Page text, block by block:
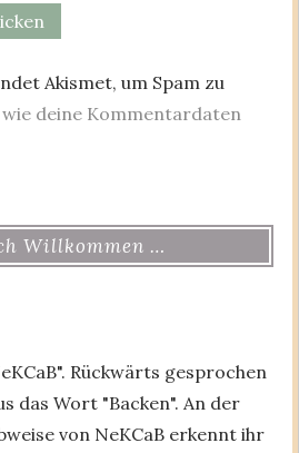
Akismet, um Spam zu
deine Kommentardaten
Willkommen …
Rückwärts gesprochen
das Wort "Backen". An der
von NeKCaB erkennt ihr